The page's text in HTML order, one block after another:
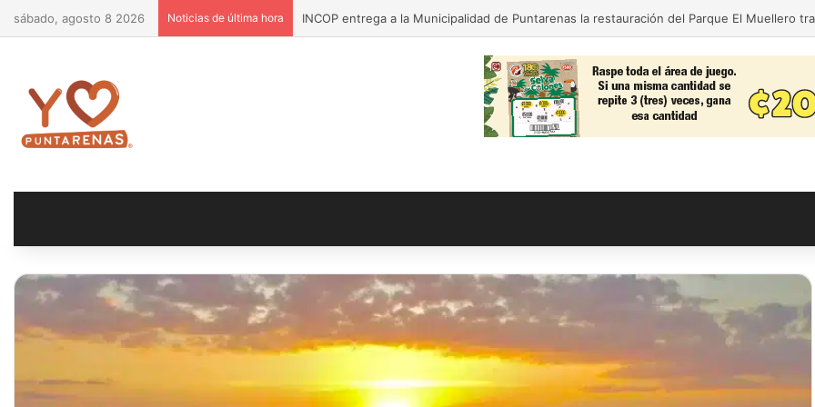
sábado, agosto 8 2026 Noticias de última hora ¡Más calidad de vida para nuestra gente! El Monseñor Sanabria estrena moderna